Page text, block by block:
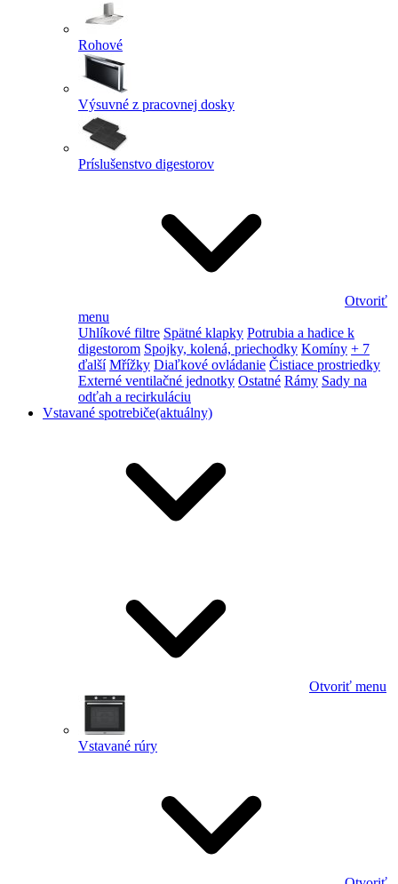
Rohové
Výsuvné z pracovnej dosky
Príslušenstvo digestorov
Otvoriť
menu
Uhlíkové filtre Spätné klapky Potrubia a hadice k
digestorom Spojky, kolená, priechodky Komíny + 7
ďalší Mřížky Diaľkové ovládanie Čistiace prostriedky
Externé ventilačné jednotky Ostatné Rámy Sady na
odťah a recirkuláciu
Vstavané spotrebiče(aktuálny)
Otvoriť menu
Vstavané rúry